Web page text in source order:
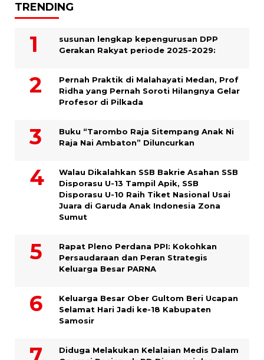
TRENDING
susunan lengkap kepengurusan DPP
Gerakan Rakyat periode 2025-2029:
Pernah Praktik di Malahayati Medan, Prof
Ridha yang Pernah Soroti Hilangnya Gelar
Profesor di Pilkada
Buku “Tarombo Raja Sitempang Anak Ni
Raja Nai Ambaton” Diluncurkan
Walau Dikalahkan SSB Bakrie Asahan SSB
Disporasu U-13 Tampil Apik, SSB
Disporasu U-10 Raih Tiket Nasional Usai
Juara di Garuda Anak Indonesia Zona
Sumut
Rapat Pleno Perdana PPI: Kokohkan
Persaudaraan dan Peran Strategis
Keluarga Besar PARNA
Keluarga Besar Ober Gultom Beri Ucapan
Selamat Hari Jadi ke-18 Kabupaten
Samosir
Diduga Melakukan Kelalaian Medis Dalam